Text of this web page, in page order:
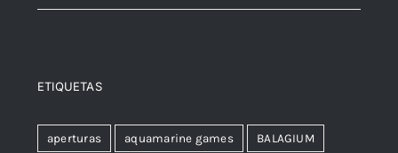
ETIQUETAS
aperturas aquamarine games BALAGIUM